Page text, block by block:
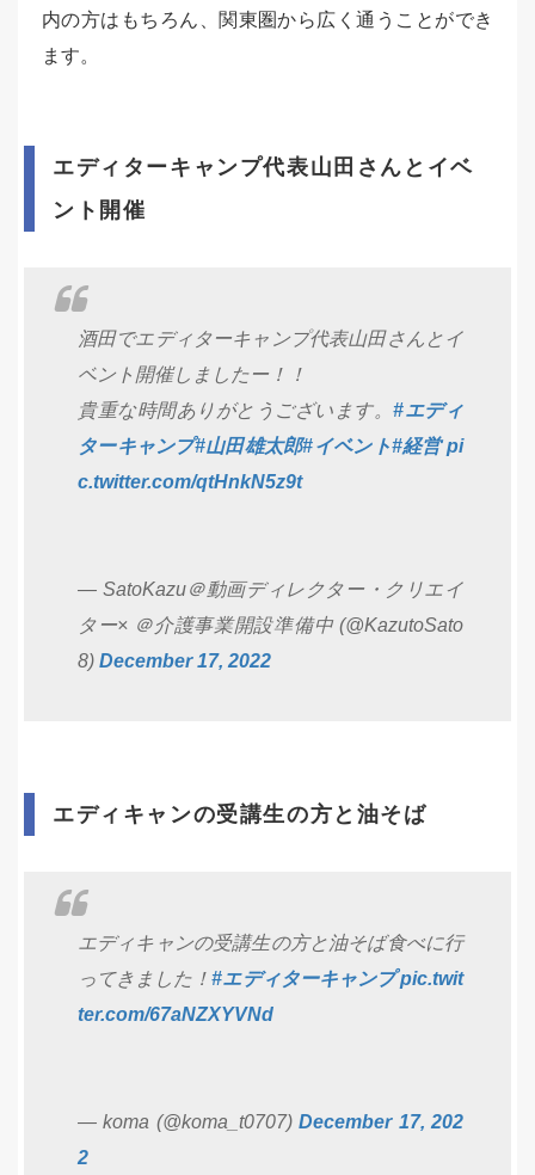
内の方はもちろん、関東圏から広く通うことができ
ます。
エディターキャンプ代表山田さんとイベ
ント開催
酒田でエディターキャンプ代表山田さんとイ
ベント開催しましたー！！
貴重な時間ありがとうございます。#エディ
ターキャンプ#山田雄太郎#イベント#経営 pi
c.twitter.com/qtHnkN5z9t
— SatoKazu＠動画ディレクター・クリエイ
ター× ＠介護事業開設準備中 (@KazutoSato
8) December 17, 2022
エディキャンの受講生の方と油そば
エディキャンの受講生の方と油そば食べに行
ってきました！#エディターキャンプ pic.twit
ter.com/67aNZXYVNd
— koma (@koma_t0707)December 17, 202
2